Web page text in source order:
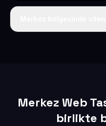
Tek fiyat uygulanır: yıllık
Merkez Web
birlikte